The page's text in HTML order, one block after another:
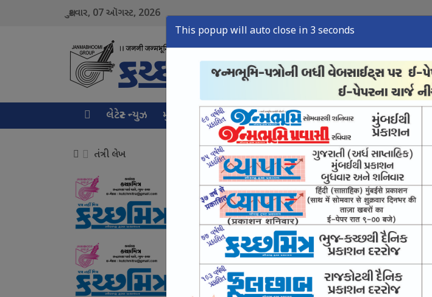
શુક્રવાર, 07ઑગસ્ટ, 2026
લેટેસ્ટ ન્યુઝ મુખ્ય સમાચાર ક્રાઇમ ન્યુઝ સ્પોર્ટ્સ ન્યુઝ તંત્રી લેખ
This popup will auto close in 2 seconds
તંત્રી લેખ
સાયબર ક્રાઈમ ઉપર સકંજો કસવા સુપ્રીમનો આદેશ
August 07, Fri, 2026
યુવાનો સાથે સંઘર્ષ નહીં પણ સંવાદની સુપ્રીમ સલાહ
August 07, Fri, 2026